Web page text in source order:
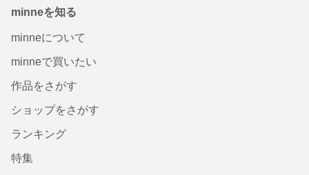
minneを知る
minneについて
minneで買いたい
作品をさがす
ショップをさがす
ランキング
特集